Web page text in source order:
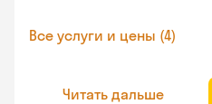
Все услуги и цены (4)
Читать дальше